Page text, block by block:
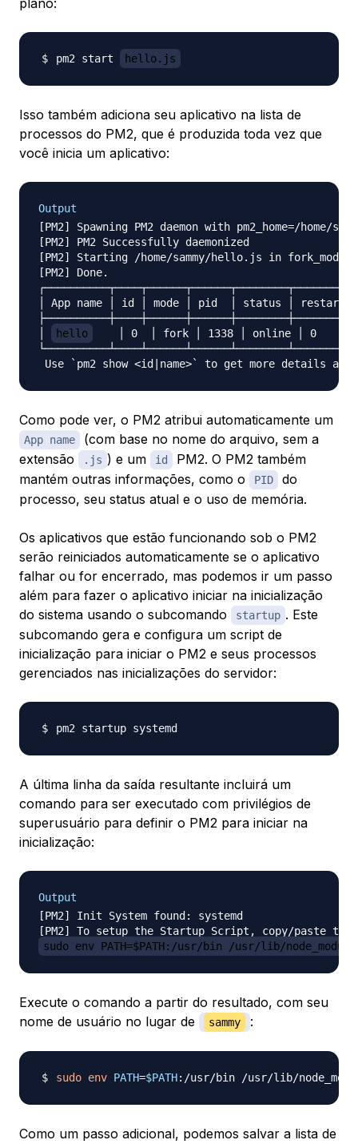
plano:
pm2 start hello.js
Isso também adiciona seu aplicativo na lista de
processos do PM2, que é produzida toda vez que
você inicia um aplicativo:
Output
[PM2] Spawning PM2 daemon with pm2_home=/home/
[PM2] PM2 Successfully daemonized
[PM2] Starting /home/sammy/hello.js in fork_mode
[PM2] Done.
│ App name │ id │ mode │ pid  │ status │
hello
│ 0  │ fork │ 1338 │ online │ 0
Como pode ver, o PM2 atribui automaticamente um
App name
(com base no nome do arquivo, sem a
extensão
.js ) e um id
PM2. O PM2 também
mantém outras informações, como o
PID
do
processo, seu status atual e o uso de memória.
Os aplicativos que estão funcionando sob o PM2
serão reiniciados automaticamente se o aplicativo
falhar ou for encerrado, mas podemos ir um passo
além para fazer o aplicativo iniciar na inicialização
do sistema usando o subcomando
startup . Este
subcomando gera e configura um script de
inicialização para iniciar o PM2 e seus processos
gerenciados nas inicializações do servidor:
A última linha da saída resultante incluirá um
comando para ser executado com privilégios de
superusuário para definir o PM2 para iniciar na
inicialização:
Output
[PM2] Init System found: systemd
sudo env PATH=$PATH:/usr/bin /usr/lib/
Execute o comando a partir do resultado, com seu
nome de usuário no lugar de
sammy :
sudo env PATH=$PATH:/usr/bin /usr/lib/
Como um passo adicional, podemos salvar a lista de